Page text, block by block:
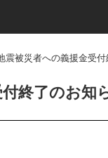
震被災者への義援金受
終了のお知